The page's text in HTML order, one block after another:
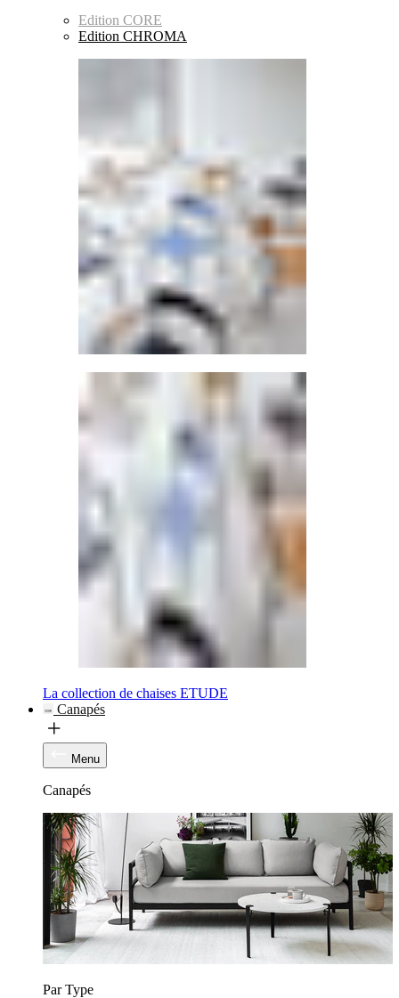
Edition CORE
Edition CHROMA
La collection de chaises ETUDE
Canapés
Menu
Canapés
Par Type